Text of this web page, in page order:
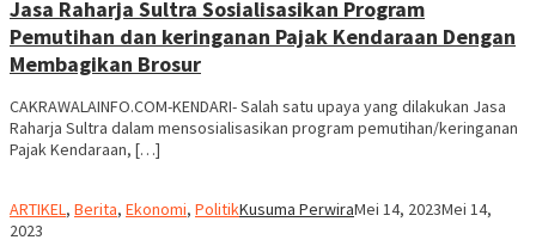
Jasa Raharja Sultra Sosialisasikan Program
Pemutihan dan keringanan Pajak Kendaraan Dengan
Membagikan Brosur
CAKRAWALAINFO.COM-KENDARI- Salah satu upaya yang dilakukan Jasa
Raharja Sultra dalam mensosialisasikan program pemutihan/keringanan
Pajak Kendaraan, […]
ARTIKEL, Berita, Ekonomi, PolitikKusuma PerwiraMei 14, 2023Mei 14,
2023